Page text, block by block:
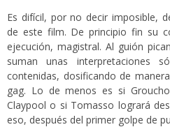
Es difícil, por no decir imposible,
de este film. De principio fin su
ejecución, magistral. Al guión
suman unas interpretaciones
contenidas, dosificando de
gag. Lo de menos es si
Claypool o si Tomasso logrará
eso, después del primer golpe de